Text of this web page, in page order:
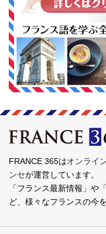
FRANCE 365はオンライ
ンセが運営しています。
「フランス最新情報」や
ど、様々なフランスの今